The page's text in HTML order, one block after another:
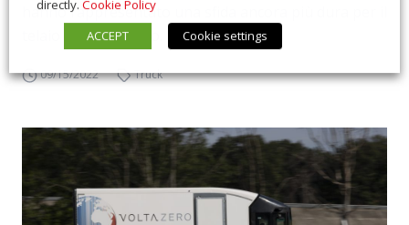
hanno rappresentato una sfida ancora più dura per il
telaio del Volta Zero.
09/15/2022 Truck
directly. Cookie Policy
ACCEPT
Cookie settings